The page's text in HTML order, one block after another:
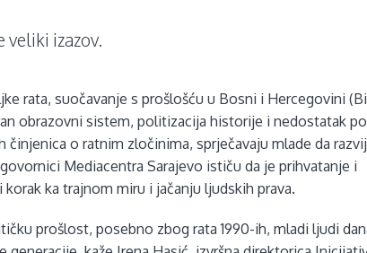
veliki izazov.
rata, suočavanje s prošlošću u Bosni i Hercegovini
obrazovni sistem, politizacija historije i nedostatak
činjenica o ratnim zločinima, sprječavaju mlade da
Mediacentra Sarajevo ističu da je prihvatanje i
ka trajnom miru i jačanju ljudskih prava.
prošlost, posebno zbog rata 1990-ih, mladi ljudi